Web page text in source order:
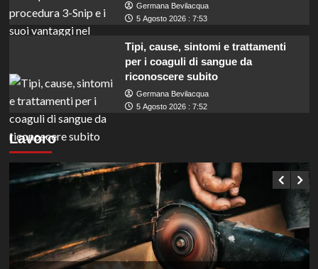
Germana Bevilacqua
5 Agosto 2026 : 7:53
Tipi, cause, sintomi e trattamenti
per i coaguli di sangue da
riconoscere subito
Germana Bevilacqua
5 Agosto 2026 : 7:52
Lavoro